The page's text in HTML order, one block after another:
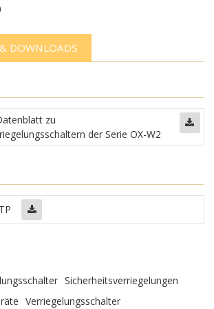
DOWNLOADS
zu
der Serie OX-W2
Sicherheitsverriegelungen
Verriegelungsschalter